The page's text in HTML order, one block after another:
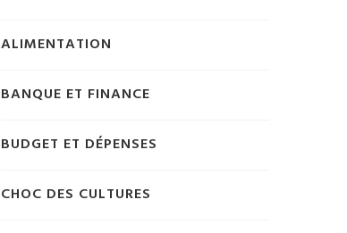
ALIMENTATION
BANQUE ET FINANCE
BUDGET ET DÉPENSES
CHOC DES CULTURES